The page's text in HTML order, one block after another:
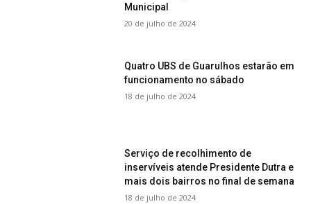
Municipal
20 de julho de 2024
Quatro UBS de Guarulhos estarão em
funcionamento no sábado
18 de julho de 2024
Serviço de recolhimento de
inservíveis atende Presidente Dutra e
mais dois bairros no final de semana
18 de julho de 2024